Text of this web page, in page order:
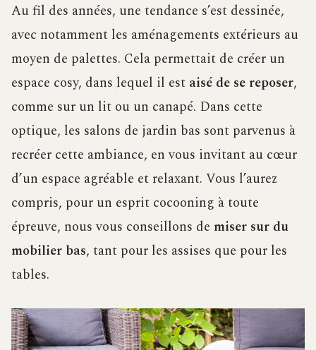
Au fil des années, une tendance s’est dessinée,
avec notamment les aménagements extérieurs au
moyen de palettes. Cela permettait de créer un
espace cosy, dans lequel il est aisé de se reposer,
comme sur un lit ou un canapé. Dans cette
optique, les salons de jardin bas sont parvenus à
recréer cette ambiance, en vous invitant au cœur
d’un espace agréable et relaxant. Vous l’aurez
compris, pour un esprit cocooning à toute
épreuve, nous vous conseillons de miser sur du
mobilier bas, tant pour les assises que pour les
tables.